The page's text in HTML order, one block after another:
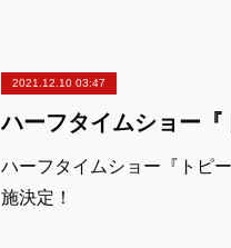
2021.12.10 03:47
ハーフタイムショー『トピ
施決定！